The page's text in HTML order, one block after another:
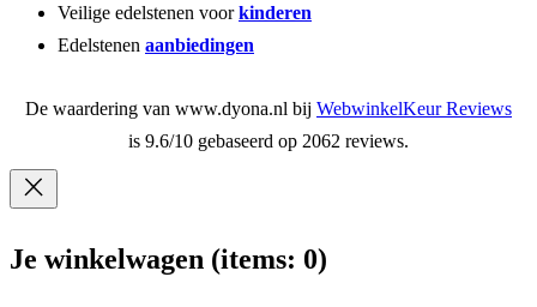
Veilige edelstenen voorkinderen
Edelstenen aanbiedingen
De waardering van www.dyona.nl bij WebwinkelKeur Reviews
is 9.6/10 gebaseerd op 2062 reviews.
Je winkelwagen (items: 0)